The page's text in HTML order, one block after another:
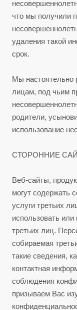
что мы получили
удаления такой
срок.
Мы настоятельно
лицам, под чьим
родители,
использование
СТОРОННИЕ
Веб-сайты,
могут содержать
услуги третьих
использовать или
третьих лиц.
собираемая
такие сведения,
контактная
соблюдения
призываем Вас